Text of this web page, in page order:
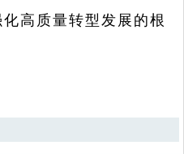
高质量转型发展的根